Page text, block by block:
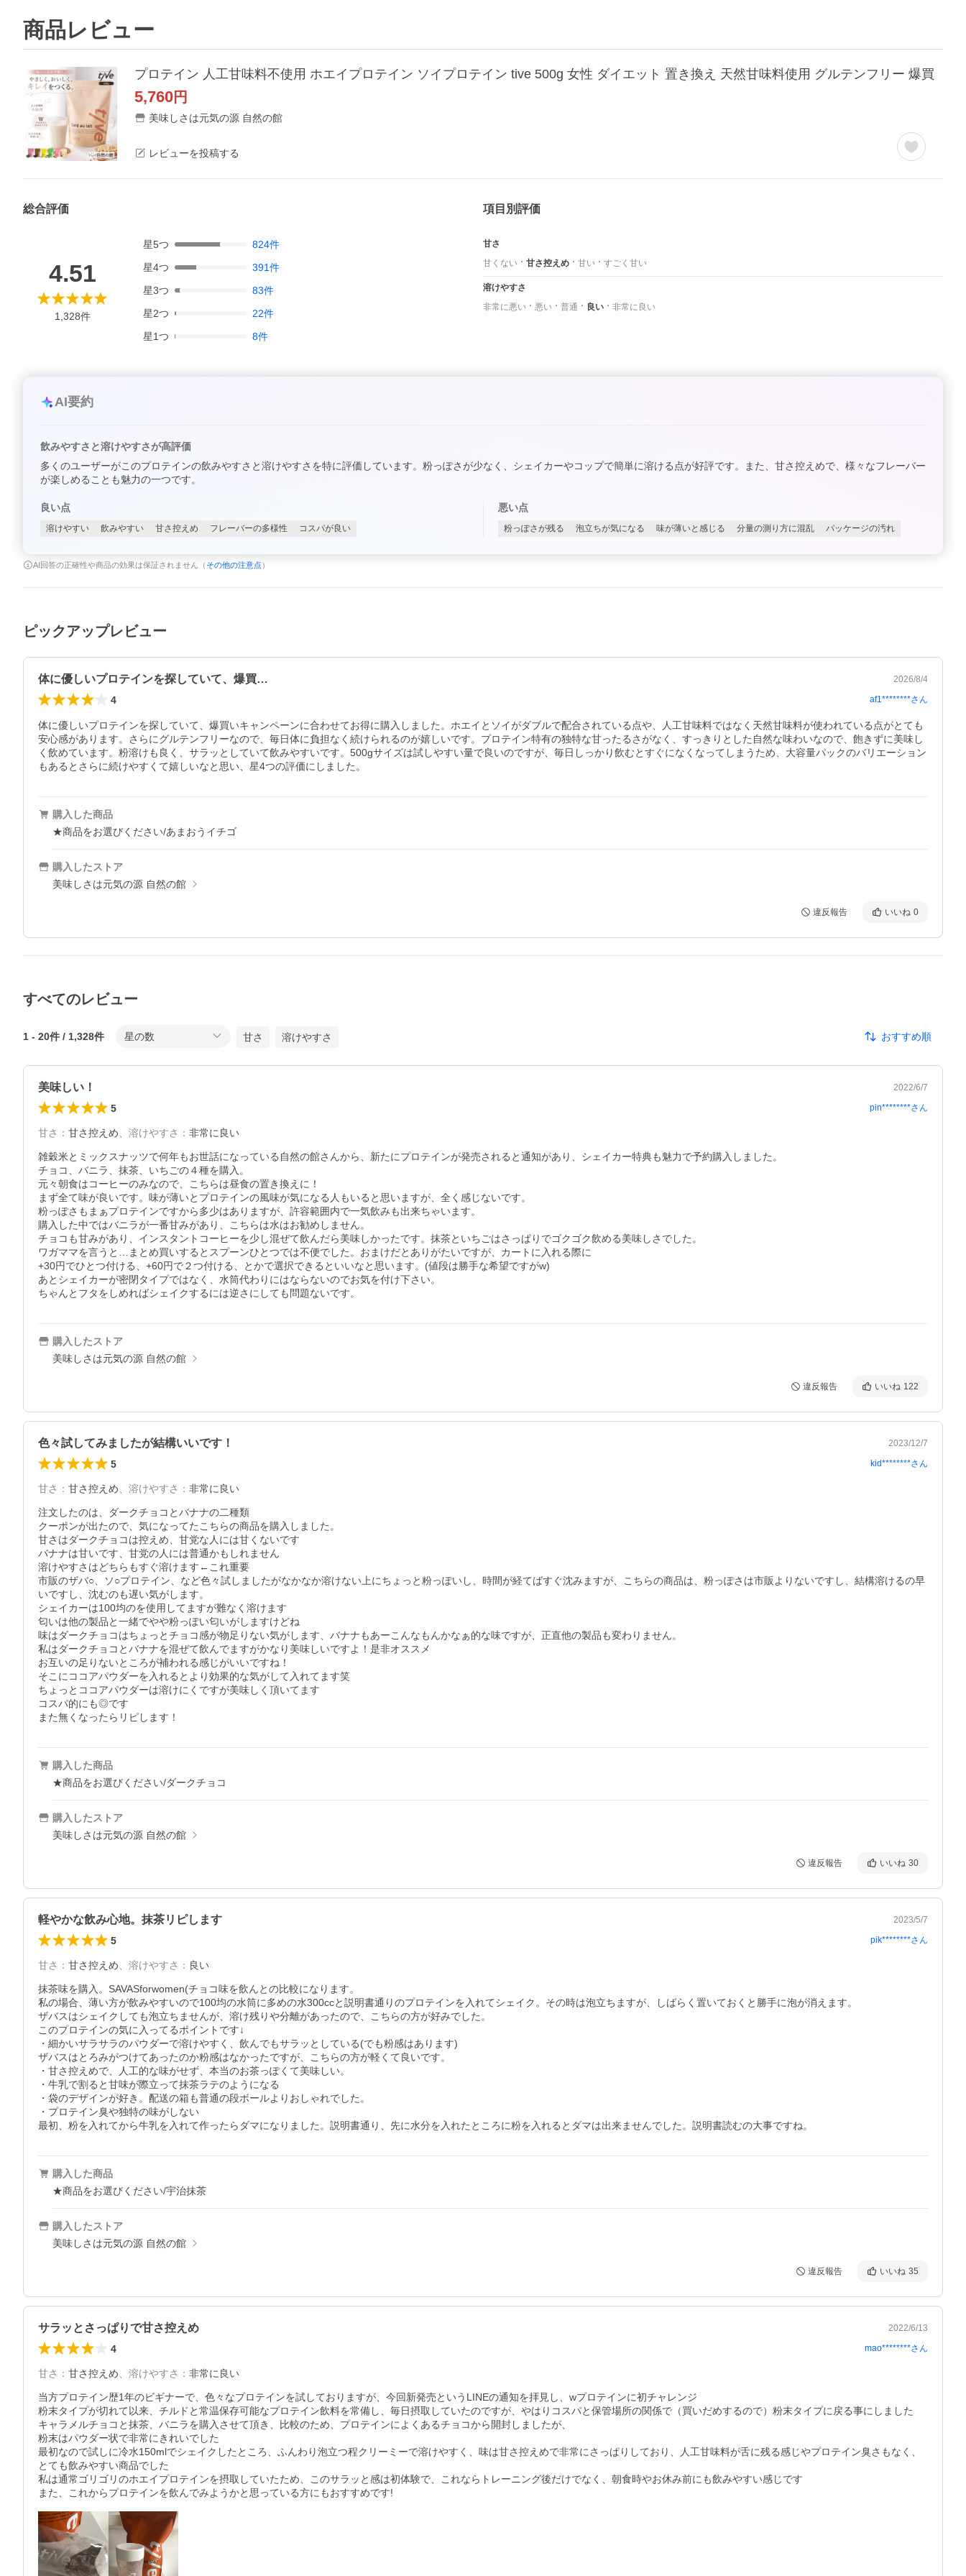
商品レビュー
プロテイン 人工甘味料不使用 ホエイプロテイン ソイプロテイン tive 500g 女性 ダイエット 置き換え 天然甘味料使用 グルテンフリー 爆買
5,760円
美味しさは元気の源 自然の館
レビューを投稿する
総合評価
4.51
1,328件
星5つ 824件
星4つ 391件
星3つ 83件
星2つ 22件
星1つ 8件
項目別評価
甘さ
甘くない
甘さ控えめ 甘い すごく甘い
溶けやすさ
非常に悪い
悪い 普通 良い 非常に良い
AI要約
飲みやすさと溶けやすさが高評価
多くのユーザーがこのプロテインの飲みやすさと溶けやすさを特に評価しています。粉っぽさが少なく、シェイカーやコップで簡単に溶ける点が好評です。また、甘さ控えめで、様々なフレーバー
が楽しめることも魅力の一つです。
良い点
溶けやすい 飲みやすい 甘さ控えめ フレーバーの多様性 コスパが良い
悪い点
粉っぽさが残る 泡立ちが気になる 味が薄いと感じる 分量の測り方に混乱 パッケージの汚れ
AI回答の正確性や商品の効果は保証されません（ その他の注意点 ）
ピックアップレビュー
体に優しいプロテインを探していて、爆買… 2026/8/4
4 af1********さん
体に優しいプロテインを探していて、爆買いキャンペーンに合わせてお得に購入しました。ホエイとソイがダブルで配合されている点や、人工甘味料ではなく天然甘味料が使われている点がとても
安心感があります。さらにグルテンフリーなので、毎日体に負担なく続けられるのが嬉しいです。プロテイン特有の独特な甘ったるさがなく、すっきりとした自然な味わいなので、飽きずに美味し
く飲めています。粉溶けも良く、サラッとしていて飲みやすいです。500gサイズは試しやすい量で良いのですが、毎日しっかり飲むとすぐになくなってしまうため、大容量パックのバリエーション
もあるとさらに続けやすくて嬉しいなと思い、星4つの評価にしました。
購入した商品
★商品をお選びください/あまおうイチゴ
購入したストア
美味しさは元気の源 自然の館
違反報告 いいね 0
すべてのレビュー
1 - 20件 / 1,328件 星の数 甘さ 溶けやすさ おすすめ順
美味しい！ 2022/6/7
5 pin********さん
甘さ ： 甘さ控えめ、 溶けやすさ ： 非常に良い
雑穀米とミックスナッツで何年もお世話になっている自然の館さんから、新たにプロテインが発売されると通知があり、シェイカー特典も魅力で予約購入しました。
チョコ、バニラ、抹茶、いちごの４種を購入。
元々朝食はコーヒーのみなので、こちらは昼食の置き換えに！
まず全て味が良いです。味が薄いとプロテインの風味が気になる人もいると思いますが、全く感じないです。
粉っぽさもまぁプロテインですから多少はありますが、許容範囲内で一気飲みも出来ちゃいます。
購入した中ではバニラが一番甘みがあり、こちらは水はお勧めしません。
チョコも甘みがあり、インスタントコーヒーを少し混ぜて飲んだら美味しかったです。抹茶といちごはさっぱりでゴクゴク飲める美味しさでした。
ワガママを言うと…まとめ買いするとスプーンひとつでは不便でした。おまけだとありがたいですが、カートに入れる際に
+30円でひとつ付ける、+60円で２つ付ける、とかで選択できるといいなと思います。(値段は勝手な希望ですがw)
あとシェイカーが密閉タイプではなく、水筒代わりにはならないのでお気を付け下さい。
ちゃんとフタをしめればシェイクするには逆さにしても問題ないです。
購入したストア
美味しさは元気の源 自然の館
違反報告 いいね 122
色々試してみましたが結構いいです！ 2023/12/7
5 kid********さん
甘さ ： 甘さ控えめ、 溶けやすさ ： 非常に良い
注文したのは、ダークチョコとバナナの二種類
クーポンが出たので、気になってたこちらの商品を購入しました。
甘さはダークチョコは控えめ、甘党な人には甘くないです
バナナは甘いです、甘党の人には普通かもしれません
溶けやすさはどちらもすぐ溶けます←これ重要
市販のザバ○、ソ○プロテイン、など色々試しましたがなかなか溶けない上にちょっと粉っぽいし、時間が経てばすぐ沈みますが、こちらの商品は、粉っぽさは市販よりないですし、結構溶けるの早
いですし、沈むのも遅い気がします。
シェイカーは100均のを使用してますが難なく溶けます
匂いは他の製品と一緒でやや粉っぽい匂いがしますけどね
味はダークチョコはちょっとチョコ感が物足りない気がします、バナナもあーこんなもんかなぁ的な味ですが、正直他の製品も変わりません。
私はダークチョコとバナナを混ぜて飲んでますがかなり美味しいですよ！是非オススメ
お互いの足りないところが補われる感じがいいですね！
そこにココアパウダーを入れるとより効果的な気がして入れてます笑
ちょっとココアパウダーは溶けにくですが美味しく頂いてます
コスパ的にも◎です
また無くなったらリピします！
購入した商品
★商品をお選びください/ダークチョコ
購入したストア
美味しさは元気の源 自然の館
違反報告 いいね 30
軽やかな飲み心地。抹茶リピします 2023/5/7
5 pik********さん
甘さ ： 甘さ控えめ、 溶けやすさ ： 良い
抹茶味を購入。SAVASforwomen(チョコ味を飲んとの比較になります。
私の場合、薄い方が飲みやすいので100均の水筒に多めの水300ccと説明書通りのプロテインを入れてシェイク。その時は泡立ちますが、しばらく置いておくと勝手に泡が消えます。
ザバスはシェイクしても泡立ちませんが、溶け残りや分離があったので、こちらの方が好みでした。
このプロテインの気に入ってるポイントです↓
・細かいサラサラのパウダーで溶けやすく、飲んでもサラッとしている(でも粉感はあります)
ザバスはとろみがつけてあったのか粉感はなかったですが、こちらの方が軽くて良いです。
・甘さ控えめで、人工的な味がせず、本当のお茶っぽくて美味しい。
・牛乳で割ると甘味が際立って抹茶ラテのようになる
・袋のデザインが好き。配送の箱も普通の段ボールよりおしゃれでした。
・プロテイン臭や独特の味がしない
最初、粉を入れてから牛乳を入れて作ったらダマになりました。説明書通り、先に水分を入れたところに粉を入れるとダマは出来ませんでした。説明書読むの大事ですね。
購入した商品
★商品をお選びください/宇治抹茶
購入したストア
美味しさは元気の源 自然の館
違反報告 いいね 35
サラッとさっぱりで甘さ控えめ 2022/6/13
4 mao********さん
甘さ ： 甘さ控えめ、 溶けやすさ ： 非常に良い
当方プロテイン歴1年のビギナーで、色々なプロテインを試しておりますが、今回新発売というLINEの通知を拝見し、wプロテインに初チャレンジ
粉末タイプが切れて以来、チルドと常温保存可能なプロテイン飲料を常備し、毎日摂取していたのですが、やはりコスパと保管場所の関係で（買いだめするので）粉末タイプに戻る事にしました
キャラメルチョコと抹茶、バニラを購入させて頂き、比較のため、プロテインによくあるチョコから開封しましたが、
粉末はパウダー状で非常にきれいでした
最初なので試しに冷水150mlでシェイクしたところ、ふんわり泡立つ程クリーミーで溶けやすく、味は甘さ控えめで非常にさっぱりしており、人工甘味料が舌に残る感じやプロテイン臭さもなく、
とても飲みやすい商品でした
私は通常ゴリゴリのホエイプロテインを摂取していたため、このサラッと感は初体験で、これならトレーニング後だけでなく、朝食時やお休み前にも飲みやすい感じです